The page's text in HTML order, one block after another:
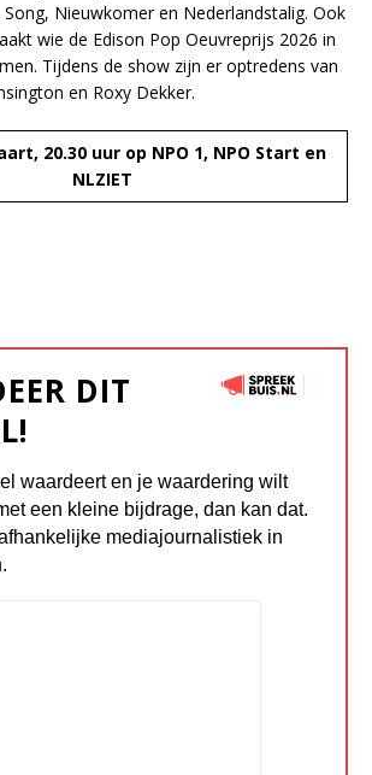
Nieuwkomer en Nederlandstalig. Ook
wie de Edison Pop Oeuvreprijs 2026 in
Tijdens de show zijn er optredens van
en Roxy Dekker.
20.30 uur op NPO 1, NPO Start en
NLZIET
DIT
waardeert en je waardering wilt
een kleine bijdrage, dan kan dat.
mediajournalistiek in